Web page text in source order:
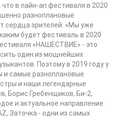
в лайн-ап фестиваля в 2020
разноплановые
сердца зрителей: «Мы уже
будет фестиваль в 2020
«НАШЕСТВИЕ» - это
один из мощнейших
Поэтому в 2019 году у
и самые разноплановые
и наши легендарные
Борис Гребенщиков, Би-2,
и актуальное направление
Заточка - одни из самых